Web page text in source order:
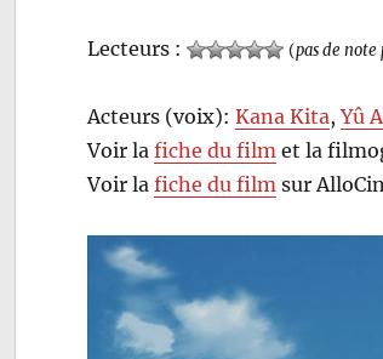
Lecteurs : (pas de
Acteurs (voix):Kana Kita,Yû
Voir lafiche du film et la
Voir lafiche du film sur